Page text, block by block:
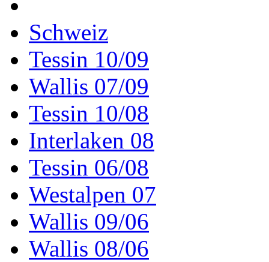
Schweiz
Tessin 10/09
Wallis 07/09
Tessin 10/08
Interlaken 08
Tessin 06/08
Westalpen 07
Wallis 09/06
Wallis 08/06